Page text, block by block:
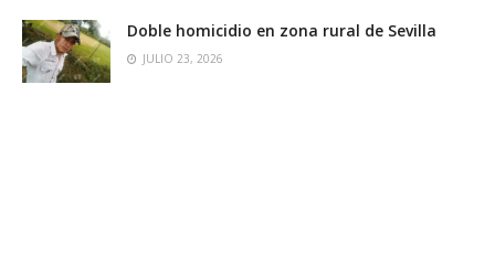
Doble homicidio en zona rural de Sevilla
JULIO 23, 2026